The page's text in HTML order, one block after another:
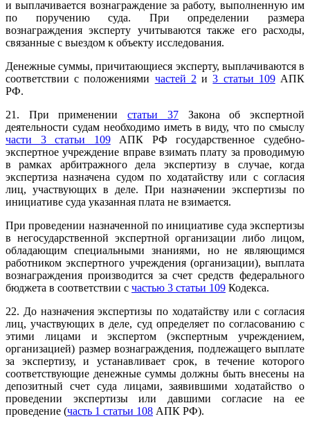
и выплачивается вознаграждение за работу, выполненную им
по поручению суда. При определении размера
вознаграждения эксперту учитываются также его расходы,
связанные с выездом к объекту исследования.
Денежные суммы, причитающиеся эксперту, выплачиваются в
соответствии с положениями частей 2 и3 статьи 109АПК
РФ.
21. При применениистатьи 37Закона об экспертной
деятельности судам необходимо иметь в виду, что по смыслу
части 3 статьи 109АПК РФ государственное судебно-
экспертное учреждение вправе взимать плату за проводимую
в рамках арбитражного дела экспертизу в случае, когда
экспертиза назначена судом по ходатайству или с согласия
лиц, участвующих в деле. При назначении экспертизы по
инициативе суда указанная плата не взимается.
При проведении назначенной по инициативе суда экспертизы
в негосударственной экспертной организации либо лицом,
обладающим специальными знаниями, но не являющимся
работником экспертного учреждения (организации), выплата
вознаграждения производится за счет средств федерального
бюджета в соответствии с частью 3 статьи 109 Кодекса.
22. До назначения экспертизы по ходатайству или с согласия
лиц, участвующих в деле, суд определяет по согласованию с
этими лицами и экспертом (экспертным учреждением,
организацией) размер вознаграждения, подлежащего выплате
за экспертизу, и устанавливает срок, в течение которого
соответствующие денежные суммы должны быть внесены на
депозитный счет суда лицами, заявившими ходатайство о
проведении экспертизы или давшими согласие на ее
проведение (часть 1 статьи 108 АПК РФ).